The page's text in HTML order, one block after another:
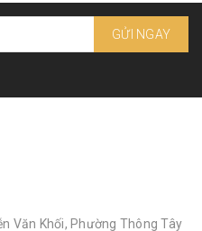
GỬI NGAY
Văn Khối, Phường Thông Tây